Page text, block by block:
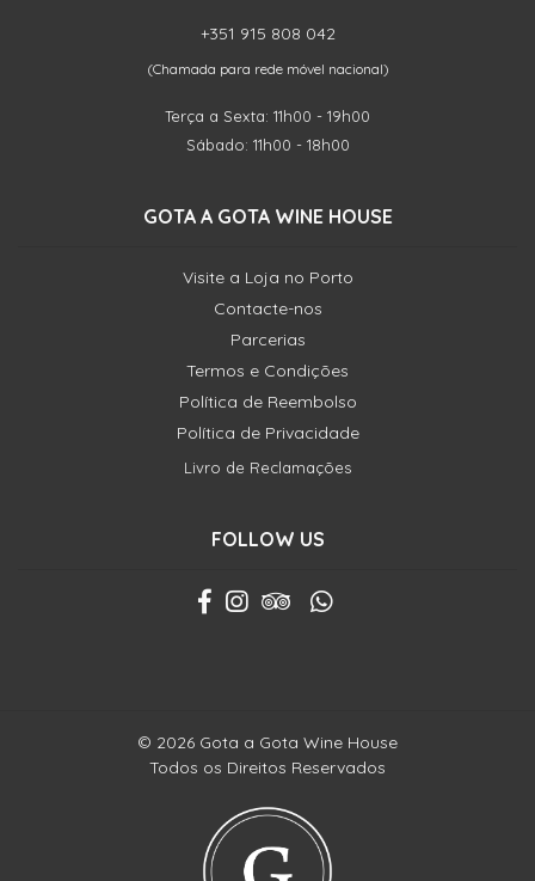
+351 915 808 042
(Chamada para rede móvel nacional)
Terça a Sexta: 11h00 - 19h00
Sábado: 11h00 - 18h00
GOTA A GOTA WINE HOUSE
Visite a Loja no Porto
Contacte-nos
Parcerias
Termos e Condições
Política de Reembolso
Política de Privacidade
Livro de Reclamações
FOLLOW US
© 2026 Gota a Gota Wine House
Todos os Direitos Reservados